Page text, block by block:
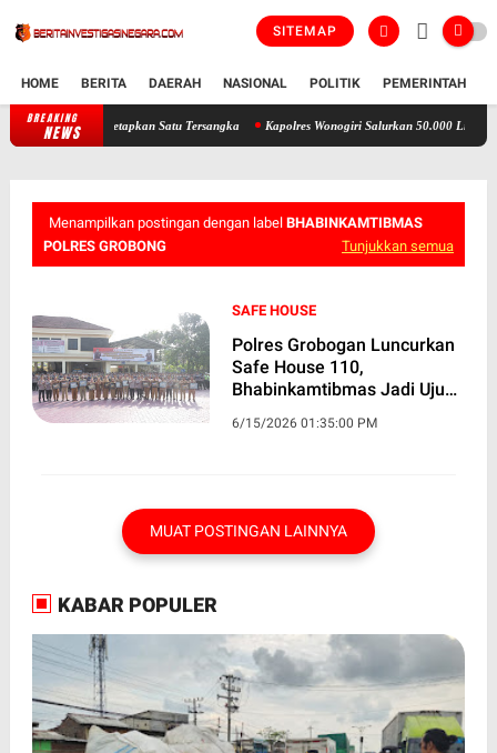
SITEMAP
HOME BERITA DAERAH NASIONAL POLITIK PEMERINTAH
BREAKING
NEWS Minyakita Diduga Tak Penuhi Standar, Polres Wonogiri Tetapkan Satu
Menampilkan postingan dengan label BHABINKAMTIBMAS
POLRES GROBONG
Tunjukkan semua
SAFE HOUSE
Polres Grobogan Luncurkan
Safe House 110,
Bhabinkamtibmas Jadi Ujung
6/15/2026 01:35:00 PM
MUAT POSTINGAN LAINNYA
KABAR POPULER